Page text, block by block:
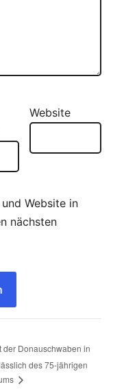
Website
Website in
nächsten
der Donauschwaben in
des 75-jährigen